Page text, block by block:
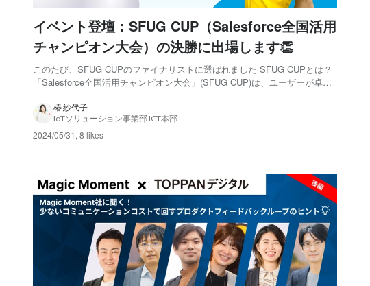
イベント登壇：SFUG CUP（Salesforce全国活用
チャンピオン大会）の決勝に出場します👏
このたび、SFUG CUPのファイナリストに選ばれました SFUG CUPとは？
「Salesforce全国活用チャンピオン大会」(SFUG CUP)は、ユーザーが卓越
ことを目的に開催する、株式会社セールスフォース・ジャパンによる年次
最...
椿 紗代子
IoTソリューション事業部 ICT本部
2024/05/31 , 8 likes